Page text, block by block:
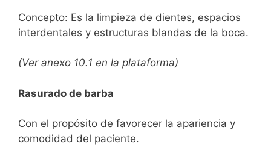
Concepto: Es la limpieza de dientes, espacios
interdentales y estructuras blandas de la boca.
(Ver anexo 10.1 en la plataforma)
Rasurado de barba
Con el propósito de favorecer la apariencia y
comodidad del paciente.